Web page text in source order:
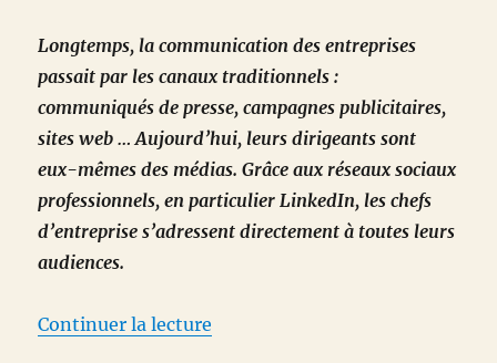
Longtemps, la communication des entreprises
passait par les canaux traditionnels :
communiqués de presse, campagnes publicitaires,
sites web … Aujourd’hui, leurs dirigeants sont
eux-mêmes des médias. Grâce aux réseaux sociaux
professionnels, en particulier LinkedIn, les chefs
d’entreprise s’adressent directement à toutes leurs
audiences.
Continuer la lecture